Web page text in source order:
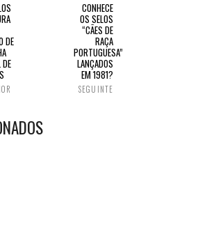
DE
CONHECE
OS SELOS
“CÃES DE
RAÇA
PORTUGUESA”
LANÇADOS
EM 1981?
SEGUINTE